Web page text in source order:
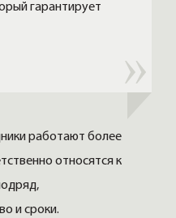
гарантирует
работают более
относятся к
и сроки.